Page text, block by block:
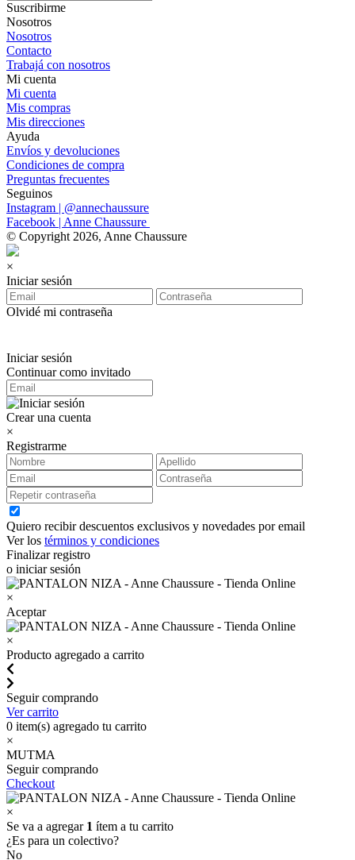
Suscribirme
Nosotros
Nosotros
Contacto
Trabajá con nosotros
Mi cuenta
Mi cuenta
Mis compras
Mis direcciones
Ayuda
Envíos y devoluciones
Condiciones de compra
Preguntas frecuentes
Seguinos
Instagram | @annechaussure
Facebook | Anne Chaussure
© Copyright 2026, Anne Chaussure
×
Iniciar sesión
Olvidé mi contraseña
Iniciar sesión
Continuar como invitado
Crear una cuenta
×
Registrarme
Quiero recibir descuentos exclusivos y novedades por email
Ver los términos y condiciones
Finalizar registro
o iniciar sesión
×
Aceptar
×
Producto agregado a carrito
Seguir comprando
Ver carrito
0 item(s) agregado tu carrito
×
MUTMA
Seguir comprando
Checkout
×
Se va a agregar 1 ítem a tu carrito
¿Es para un colectivo?
No